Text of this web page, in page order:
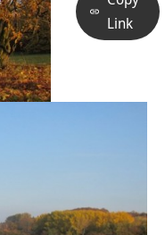
Link